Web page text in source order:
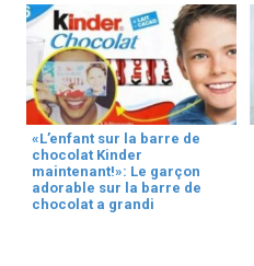
«L’enfant sur la barre de
chocolat Kinder
maintenant!»: Le garçon
adorable sur la barre de
chocolat a grandi